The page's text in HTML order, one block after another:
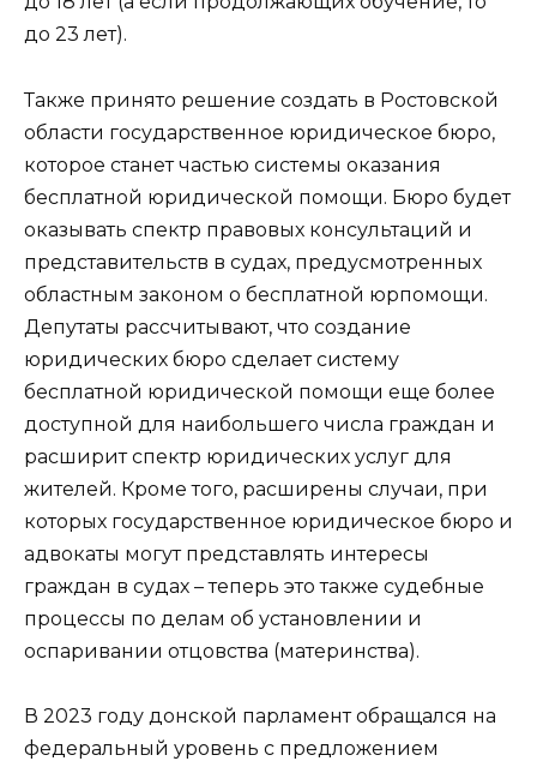
до 23 лет).
Также принято решение создать в Ростовской
области государственное юридическое бюро,
которое станет частью системы оказания
бесплатной юридической помощи. Бюро будет
оказывать спектр правовых консультаций и
представительств в судах, предусмотренных
областным законом о бесплатной юрпомощи.
Депутаты рассчитывают, что создание
юридических бюро сделает систему
бесплатной юридической помощи еще более
доступной для наибольшего числа граждан и
расширит спектр юридических услуг для
жителей. Кроме того, расширены случаи, при
которых государственное юридическое бюро и
адвокаты могут представлять интересы
граждан в судах – теперь это также судебные
процессы по делам об установлении и
оспаривании отцовства (материнства).
В 2023 году донской парламент обращался на
федеральный уровень с предложением